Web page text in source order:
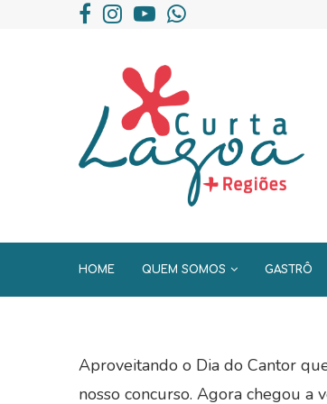
HOME QUEM SOMOS GASTRÔ
Aproveitando o Dia do Cantor
nosso concurso. Agora chegou a